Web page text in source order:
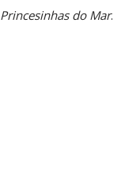
Princesinhas do Mar.